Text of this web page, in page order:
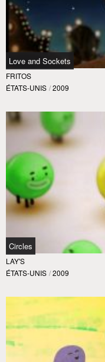
Love and Sockets
FRITOS
ÉTATS-UNIS / 2009
Circles
LAY'S
ÉTATS-UNIS / 2009